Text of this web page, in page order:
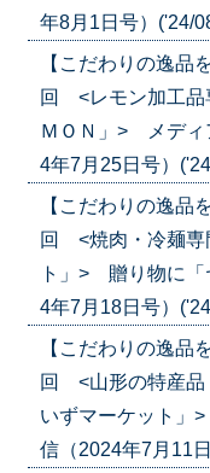
年8月1日号）('24/
【こだわりの逸品
回 <レモン加工品
ＭＯＮ」> メディ
4年7月25日号）
【こだわりの逸品
回 <焼肉・冷麺専
ト」> 贈り物に「
4年7月18日号）
【こだわりの逸品
回 <山形の特産品
いずマーケット」
信（2024年7月11